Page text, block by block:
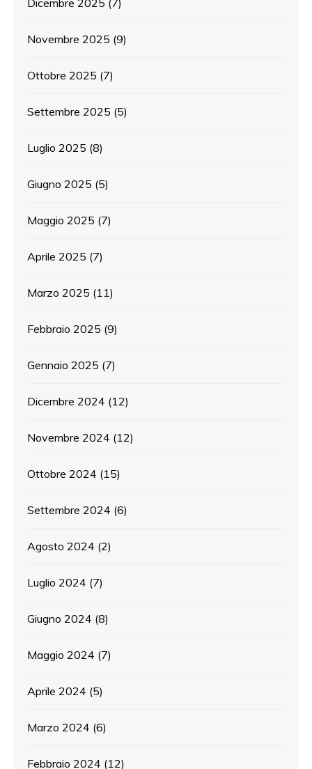
Novembre 2025 (9)
Ottobre 2025 (7)
Settembre 2025 (5)
Luglio 2025 (8)
Giugno 2025 (5)
Maggio 2025 (7)
Aprile 2025 (7)
Marzo 2025 (11)
Febbraio 2025 (9)
Gennaio 2025 (7)
Dicembre 2024 (12)
Novembre 2024 (12)
Ottobre 2024 (15)
Settembre 2024 (6)
Agosto 2024 (2)
Luglio 2024 (7)
Giugno 2024 (8)
Maggio 2024 (7)
Aprile 2024 (5)
Marzo 2024 (6)
Febbraio 2024 (12)